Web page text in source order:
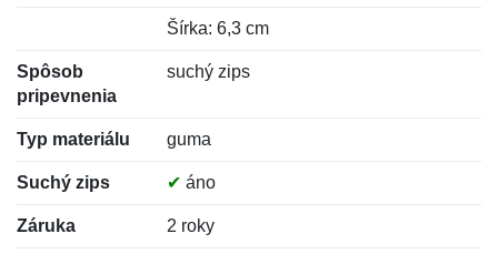
Šírka: 6,3 cm
Spôsob
pripevnenia
suchý zips
Typ materiálu guma
Suchý zips ✔ áno
Záruka 2 roky